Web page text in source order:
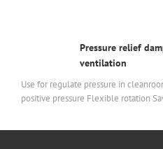
Pressure relief
ventilation
Use for regulate pressure in
positive pressure Flexible rotation